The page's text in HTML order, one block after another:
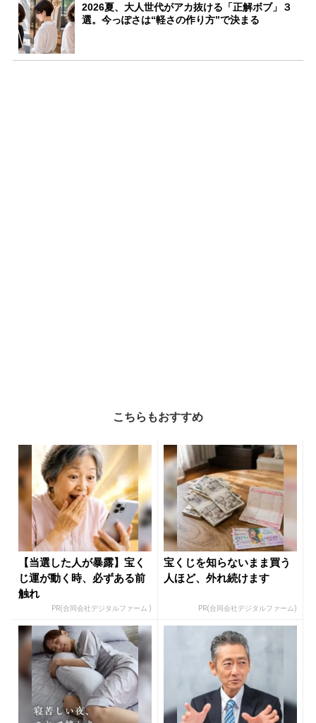
2026夏、大人世代がアカ抜ける「正解ボブ」３
選。今っぽさは“軽さの作り方”で決まる
こちらもおすすめ
【当選した人が暴露】宝く
じ運が動く時、必ずある前
触れ
PR(合同会社デジタルファーム )
宝くじを知らないまま買う
人ほど、外れ続けます
PR(合同会社デジタルファーム)